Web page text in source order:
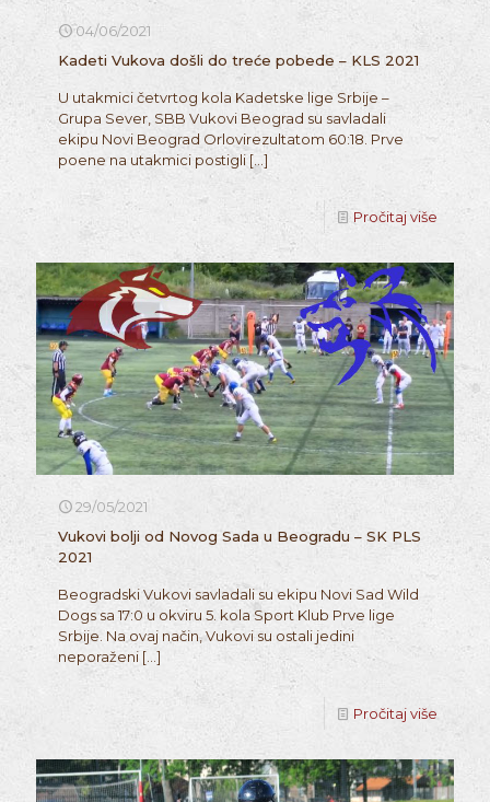
04/06/2021
Kadeti Vukova došli do treće pobede – KLS 2021
U utakmici četvrtog kola Kadetske lige Srbije –
Grupa Sever, SBB Vukovi Beograd su savladali
ekipu Novi Beograd Orlovirezultatom 60:18. Prve
poene na utakmici postigli […]
Pročitaj više
29/05/2021
Vukovi bolji od Novog Sada u Beogradu – SK PLS
2021
Beogradski Vukovi savladali su ekipu Novi Sad Wild
Dogs sa 17:0 u okviru 5. kola Sport Klub Prve lige
Srbije. Na ovaj način, Vukovi su ostali jedini
neporaženi […]
Pročitaj više